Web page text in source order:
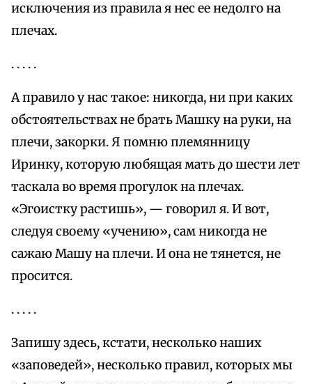
исключения из правила я нес ее недолго на
плечах.
. . . . .
А правило у нас такое: никогда, ни при каких
обстоятельствах не брать Машку на руки, на
плечи, закорки. Я помню племянницу
Иринку, которую любящая мать до шести лет
таскала во время прогулок на плечах.
«Эгоистку растишь», — говорил я. И вот,
следуя своему «учению», сам никогда не
сажаю Машу на плечи. И она не тянется, не
просится.
. . . . .
Запишу здесь, кстати, несколько наших
«заповедей», несколько правил, которых мы